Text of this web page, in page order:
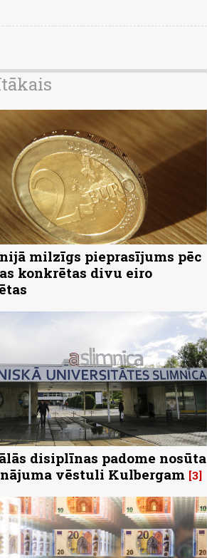
milzīgs pieprasījums pēc
konkrētas divu eiro
disiplīnas padome nosūta
vēstuli Kulbergam 3